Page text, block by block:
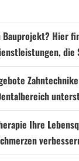
Bauprojekt? Hier
die
Ihre